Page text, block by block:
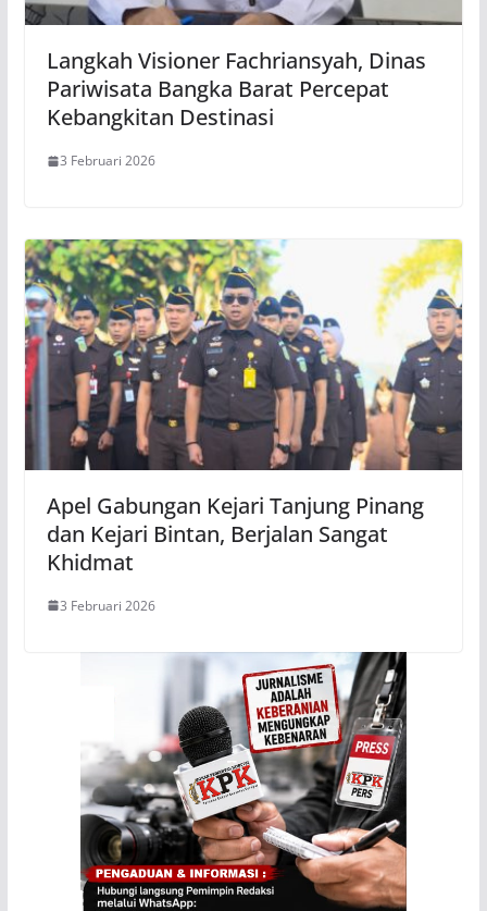
Langkah Visioner Fachriansyah, Dinas
Pariwisata Bangka Barat Percepat
Kebangkitan Destinasi
3 Februari 2026
Apel Gabungan Kejari Tanjung Pinang
dan Kejari Bintan, Berjalan Sangat
Khidmat
3 Februari 2026